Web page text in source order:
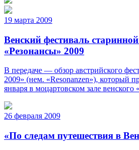
19 марта 2009
Венский фестиваль
«Резонансы» 2009
В передаче — обзор австрийского
2009» (нем. «Resonanzen»), который
января в моцартовском зале венского
26 февраля 2009
«По следам путешествия в